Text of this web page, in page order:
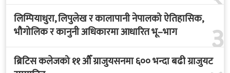
३
लिम्पियाधुरा, लिपुलेख र कालापानी नेपालको ऐतिहासिक,
भौगोलिक र कानुनी अधिकारमा आधारित भू–भाग
ब्रिटिस कलेजको ११ औँ ग्राजुयसनमा ६०० भन्दा बढी ग्राजुयट